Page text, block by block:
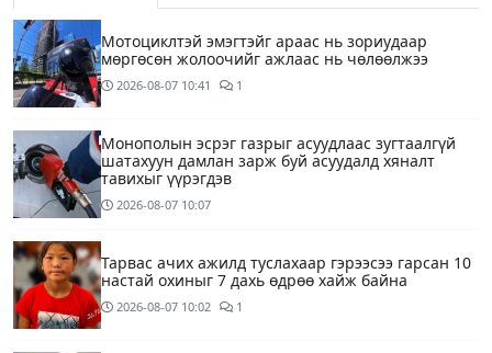
Мотоциклтэй эмэгтэйг араас нь зориудаар
мөргөсөн жолоочийг ажлаас нь чөлөөлжээ
2026-08-07 10:41 1
Монополын эсрэг газрыг асуудлаас зугтаалгүй
шатахуун дамлан зарж буй асуудалд хяналт
тавихыг үүрэгдэв
2026-08-07 10:07
Тарвас ачих ажилд туслахаар гэрээсээ гарсан 10
настай охиныг 7 дахь өдрөө хайж байна
2026-08-07 10:02 1